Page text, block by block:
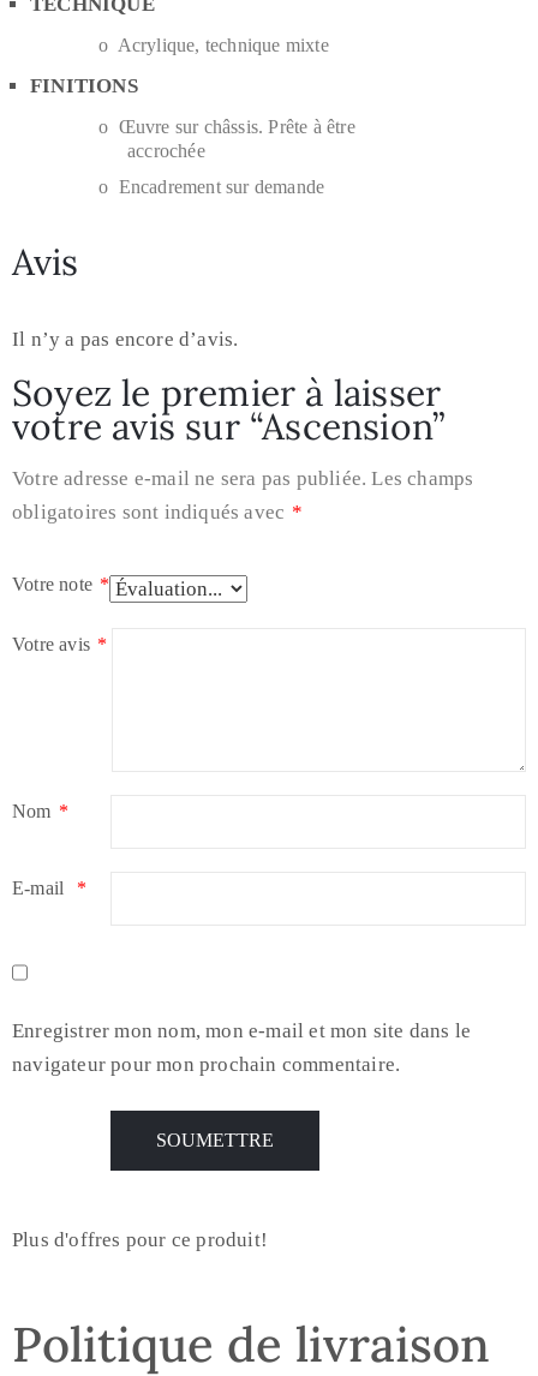
o Acrylique, technique mixte
FINITIONS
o Œuvre sur châssis. Prête à être
accrochée
o Encadrement sur demande
Avis
Il n’y a pas encore d’avis.
Soyez le premier à laisser
votre avis sur “Ascension”
Votre adresse e-mail ne sera pas publiée. Les champs
obligatoires sont indiqués avec *
Votre note *
Votre avis *
Nom *
E-mail *
Enregistrer mon nom, mon e-mail et mon site dans le
navigateur pour mon prochain commentaire.
Plus d'offres pour ce produit!
Politique de livraison